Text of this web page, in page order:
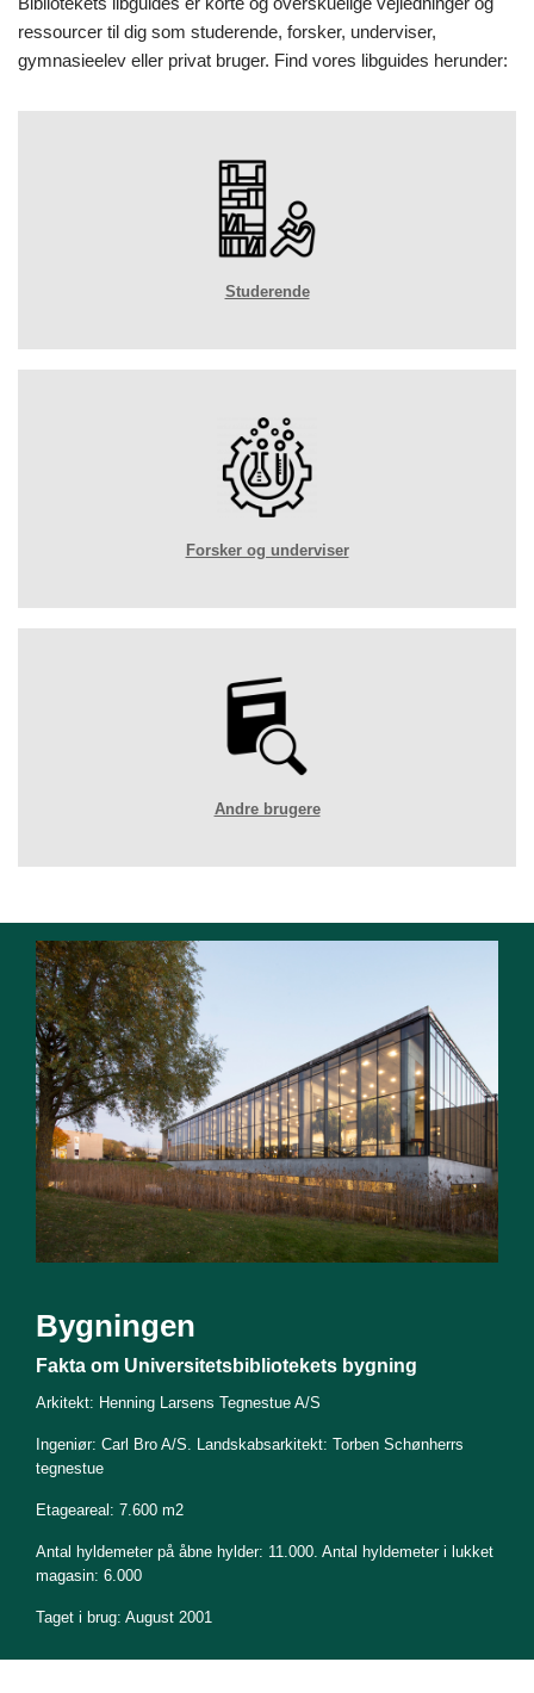
ressourcer til dig som studerende, forsker, underviser,
gymnasieelev eller privat bruger. Find vores libguides herunder:
Studerende
Forsker og underviser
Andre brugere
Bygningen
Fakta om Universitetsbibliotekets bygning
Arkitekt: Henning Larsens Tegnestue A/S
Ingeniør: Carl Bro A/S. Landskabsarkitekt: Torben Schønherrs
tegnestue
Etageareal: 7.600 m2
Antal hyldemeter på åbne hylder: 11.000. Antal hyldemeter i lukket
magasin: 6.000
Taget i brug: August 2001